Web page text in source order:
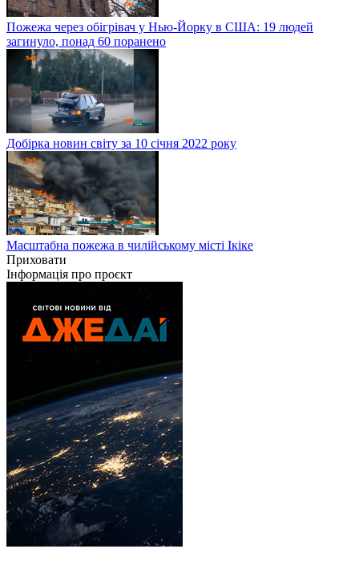
Пожежа через обігрівач у Нью-Йорку в США: 19 людей
загинуло, понад 60 поранено
Добірка новин світу за 10 січня 2022 року
Масштабна пожежа в чилійському місті Ікіке
Приховати
Інформація про проєкт